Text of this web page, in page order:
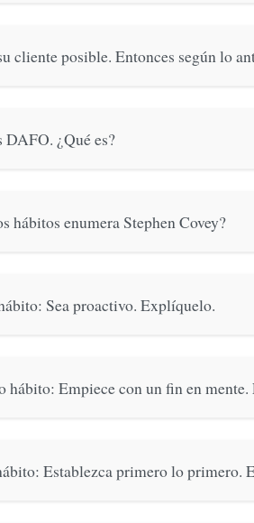
cliente posible. Entonces según lo
¿Qué es?
hábitos enumera Stephen Covey?
Sea proactivo. Explíquelo.
hábito: Empiece con un fin en
Establezca primero lo primero.